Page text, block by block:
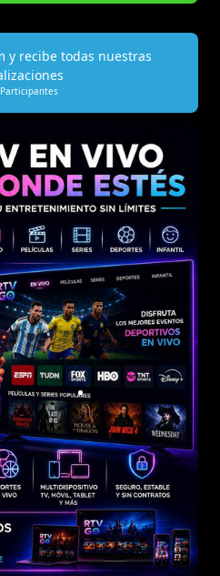
y recibe todas nuestras
Participantes